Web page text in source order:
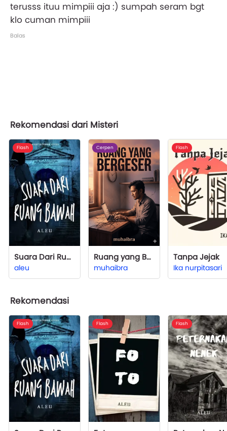
terusss ituu mimpiii aja :) sumpah seram bgt
klo cuman mimpiii
Balas
Rekomendasi dari Misteri
Flash
Suara Dari Ruang Bawah
aleu
Cerpen
Ruang yang Bergeser
muhaibra
Flash
Tanpa Jejak
Ika nurpitasari
Rekomendasi
Flash Flash Flash